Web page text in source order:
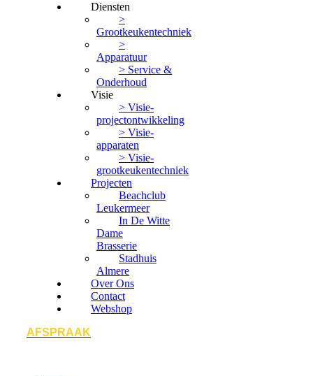
Diensten
>
Grootkeukentechniek
>
Apparatuur
> Service &
Onderhoud
Visie
> Visie-
projectontwikkeling
> Visie-
apparaten
> Visie-
grootkeukentechniek
Projecten
Beachclub
Leukermeer
In De Witte
Dame
Brasserie
Stadhuis
Almere
Over Ons
Contact
Webshop
AFSPRAAK